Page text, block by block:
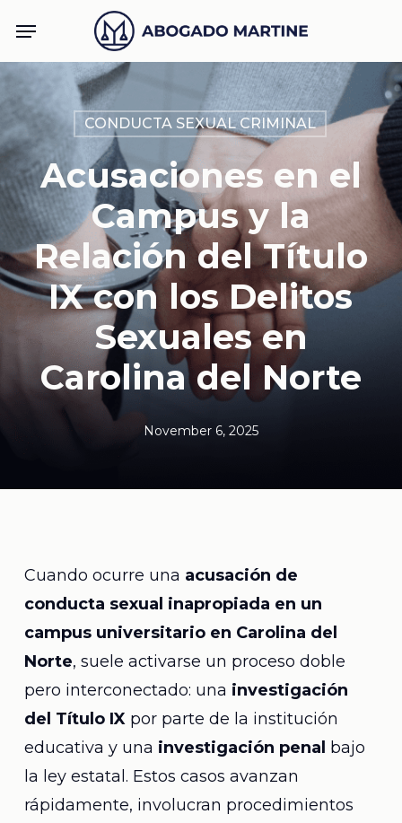
main
content
Menu
CONDUCTA SEXUAL CRIMINAL
Acusaciones en el
Campus y la
Relación del Título
IX con los Delitos
Sexuales en
Carolina del Norte
November 6, 2025
Cuando ocurre una acusación de
conducta sexual inapropiada en un
campus universitario en Carolina del
Norte, suele activarse un proceso doble
pero interconectado: una investigación
del Título IXpor parte de la institución
educativa y una investigación penal bajo
la ley estatal. Estos casos avanzan
rápidamente, involucran procedimientos